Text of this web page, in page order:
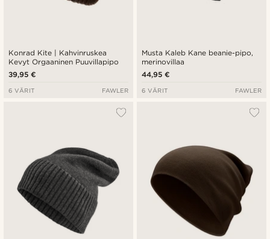
Konrad Kite | Kahvinruskea
Kevyt Orgaaninen Puuvillapipo
39,95 €
6 VÄRIT FAWLER
Musta Kaleb Kane beanie-pipo,
merinovillaa
44,95 €
6 VÄRIT FAWLER